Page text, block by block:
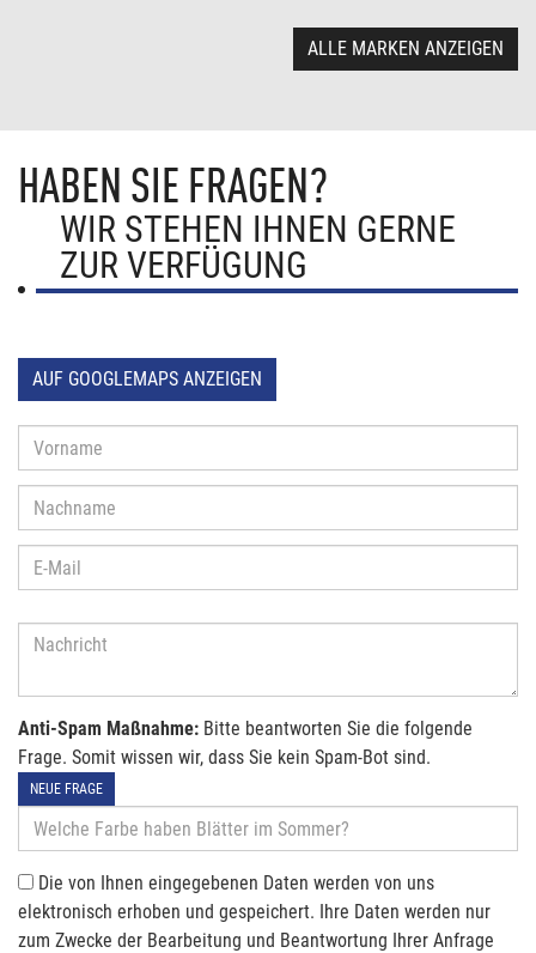
ALLE MARKEN ANZEIGEN
HABEN SIE FRAGEN?
WIR STEHEN IHNEN GERNE
ZUR VERFÜGUNG
AUF GOOGLEMAPS ANZEIGEN
Anti-Spam Maßnahme: Bitte beantworten Sie die folgende
Frage. Somit wissen wir, dass Sie kein Spam-Bot sind.
NEUE FRAGE
Die von Ihnen eingegebenen Daten werden von uns
elektronisch erhoben und gespeichert. Ihre Daten werden nur
zum Zwecke der Bearbeitung und Beantwortung Ihrer Anfrage